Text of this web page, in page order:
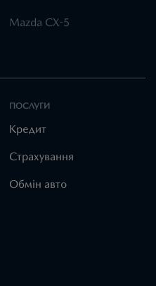
Mazda CX-5
ПОСЛУГИ
Кредит
Страхування
Обмін авто